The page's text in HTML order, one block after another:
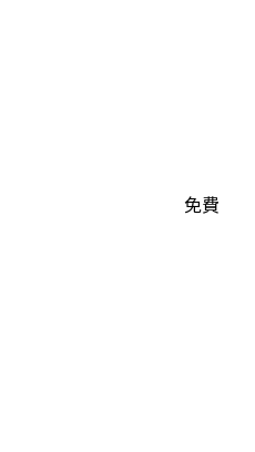
免費